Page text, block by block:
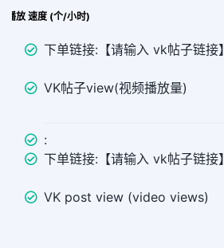
view播放 速度 (个/小时)
下单链接:【请输入 vk帖子链接】
VK帖子view(视频播放量)
:
下单链接:【请输入 vk帖子链接】
VK post view (video views)